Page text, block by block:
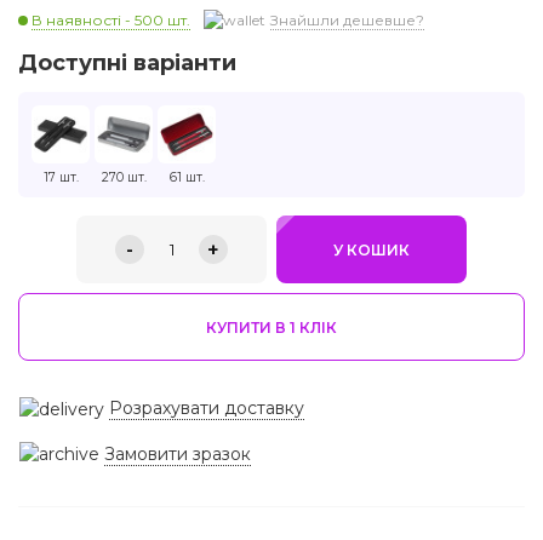
В наявності - 500 шт. Знайшли дешевше?
Доступні варіанти
17 шт. 270 шт. 61 шт.
- 1 + У КОШИК
КУПИТИ В 1 КЛIК
Розрахувати доставку
Замовити зразок